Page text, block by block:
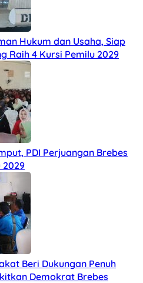
Hukum dan Usaha, Siap
Raih 4 Kursi Pemilu 2029
PDI Perjuangan Brebes
2029
Beri Dukungan Penuh
Demokrat Brebes